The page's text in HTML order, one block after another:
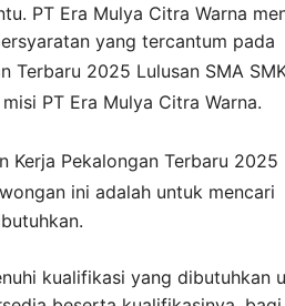
PT Era Mulya Citra Warna
yang tercantum pada
Terbaru 2025 Lulusan SMA
PT Era Mulya Citra Warna.
Kerja Pekalongan Terbaru 2025
ini adalah untuk mencari
kualifikasi yang dibutuhkan